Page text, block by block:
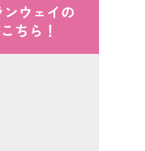
ンウェイの
ちら！